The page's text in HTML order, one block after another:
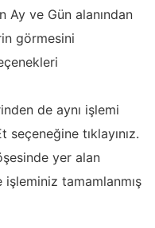
Ay ve Gün alanından
görmesini
de aynı işlemi
tıklayınız.
yer alan
işleminiz tamamlanmış